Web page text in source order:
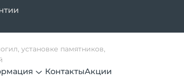
установке памятников,
КонтактыАкции